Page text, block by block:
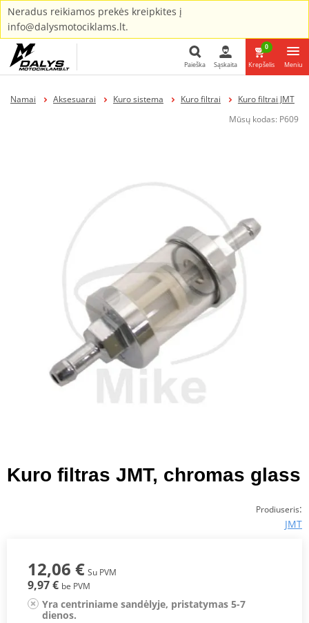
Neradus reikiamos prekės kreipkites į
info@dalysmotociklams.lt.
Paieška
Paieška Sąskaita
0
Krepšelis Meniu
Namai Aksesuarai Kuro sistema Kuro filtrai
Kuro filtrai JMT
Mūsų kodas: P609
Kuro filtras JMT, chromas glass
Prodiuseris:
JMT
12,06 € Su PVM
9,97 € be PVM
Yra centriniame sandėlyje, pristatymas 5-7
dienos.